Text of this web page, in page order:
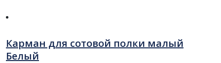
Карман для сотовой полки малый
Белый